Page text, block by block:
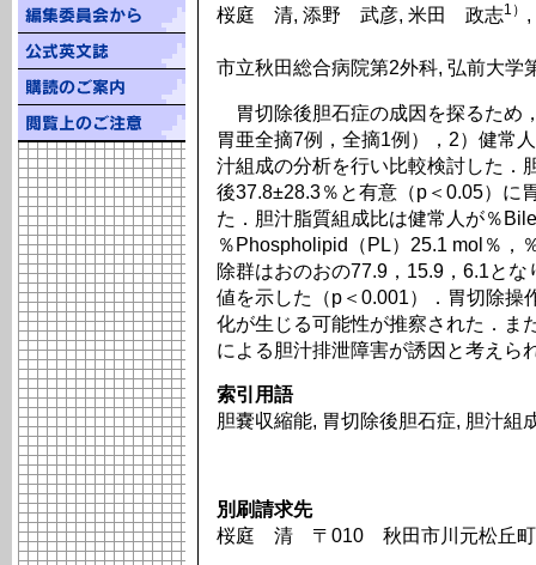
桜庭 清, 添野 武彦, 米田 政志1）
市立秋田総合病院第2外科, 弘前大学
胃切除後胆石症の成因を探るため
胃亜全摘7例，全摘1例），2）健常
汁組成の分析を行い比較検討した．
後37.8±28.3％と有意（p＜0.05）に
た．胆汁脂質組成比は健常人が％
％Phospholipid（PL）25.1 mol％，
除群はおのおの77.9，15.9，6.1と
値を示した（p＜0.001）．胃切除操
化が生じる可能性が推察された．ま
による胆汁排泄障害が誘因と考えら
索引用語
胆嚢収縮能, 胃切除後胆石症, 胆汁組
別刷請求先
桜庭 清 〒010 秋田市川元松丘町